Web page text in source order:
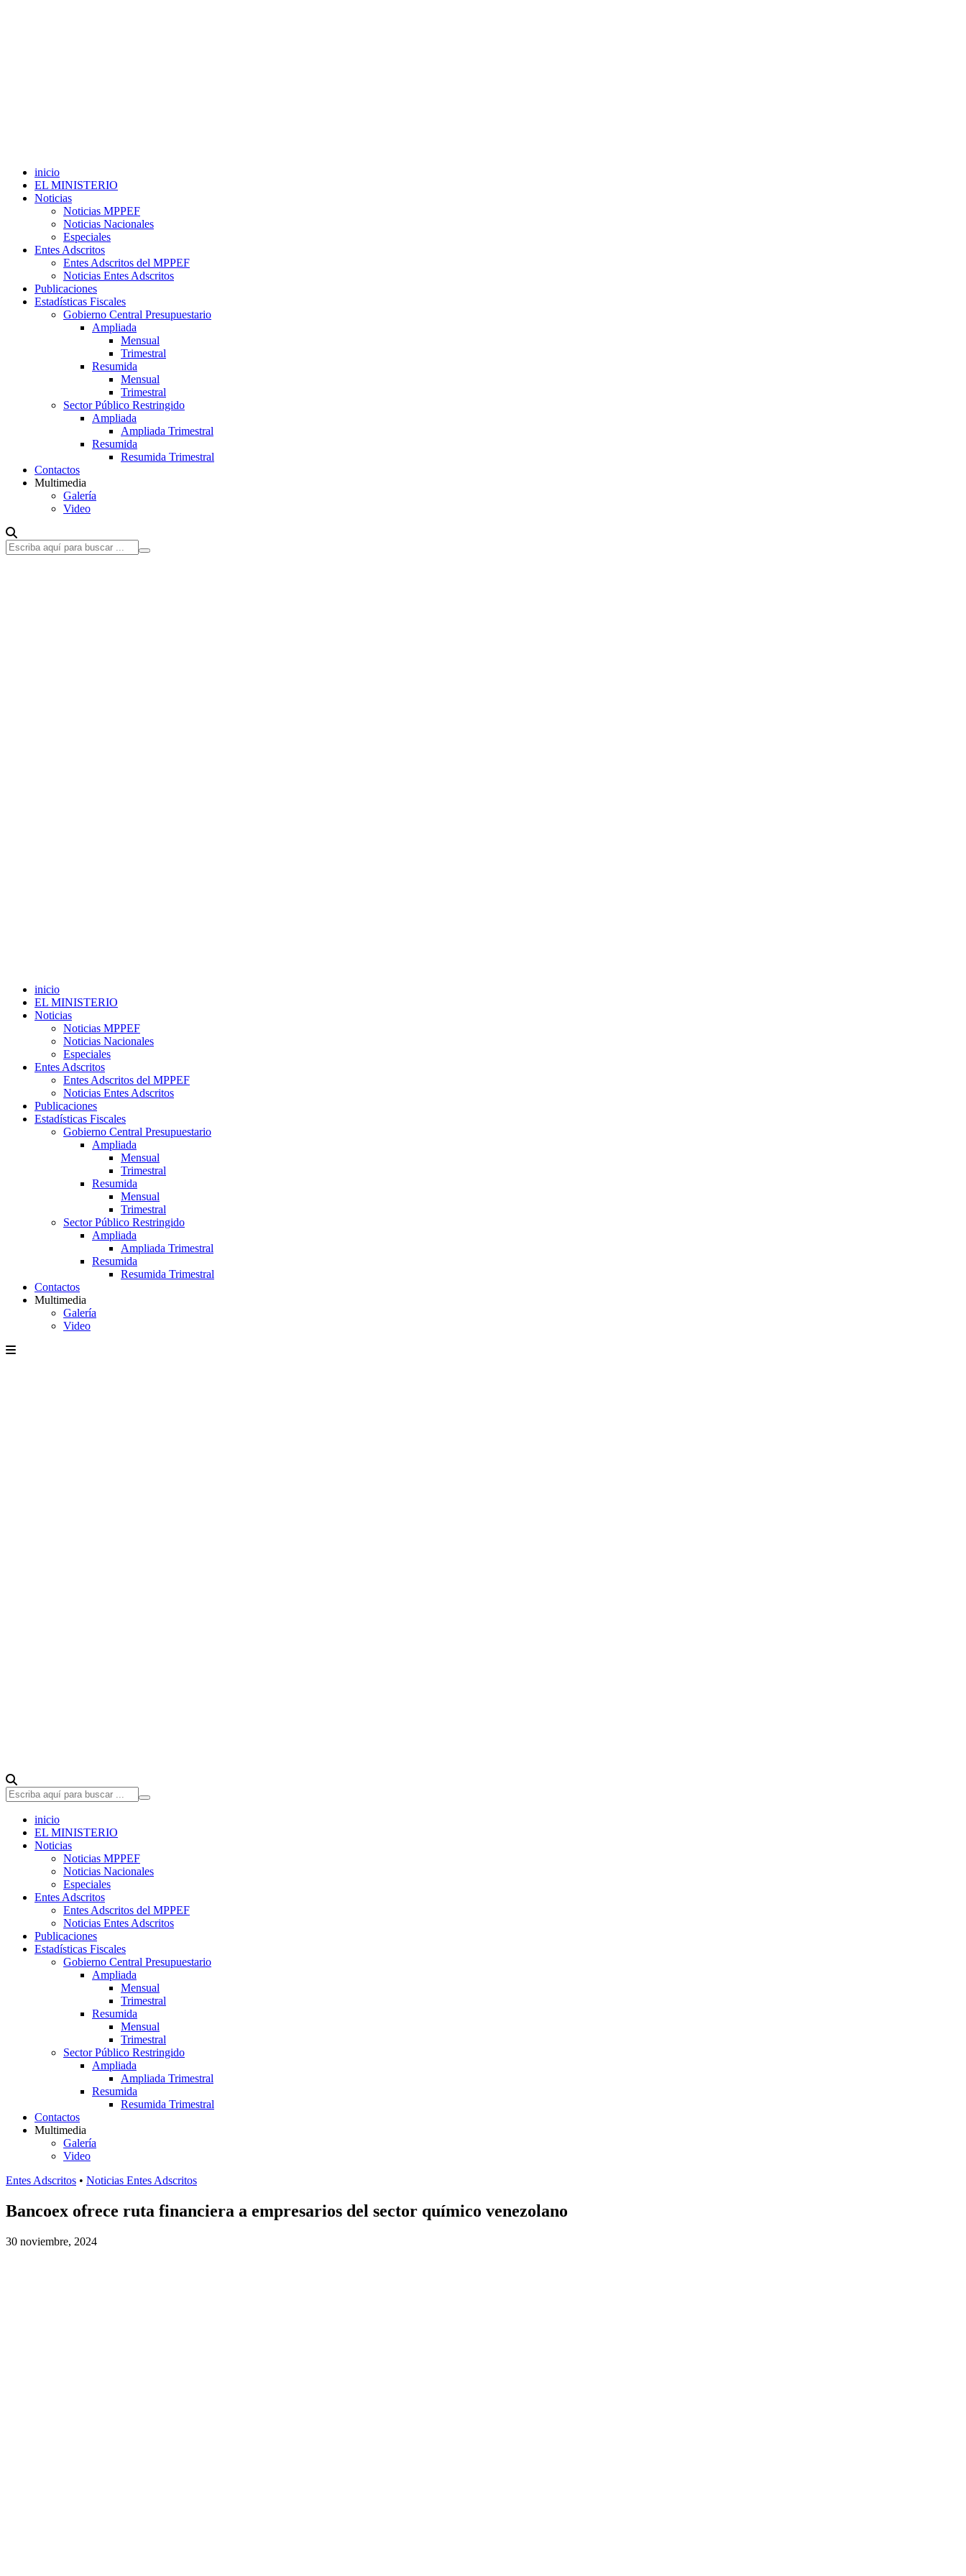
inicio
EL MINISTERIO
Noticias
Noticias MPPEF
Noticias Nacionales
Especiales
Entes Adscritos
Entes Adscritos del MPPEF
Noticias Entes Adscritos
Publicaciones
Estadísticas Fiscales
Gobierno Central Presupuestario
Ampliada
Mensual
Trimestral
Resumida
Mensual
Trimestral
Sector Público Restringido
Ampliada
Ampliada Trimestral
Resumida
Resumida Trimestral
Contactos
Multimedia
Galería
Video
inicio
EL MINISTERIO
Noticias
Noticias MPPEF
Noticias Nacionales
Especiales
Entes Adscritos
Entes Adscritos del MPPEF
Noticias Entes Adscritos
Publicaciones
Estadísticas Fiscales
Gobierno Central Presupuestario
Ampliada
Mensual
Trimestral
Resumida
Mensual
Trimestral
Sector Público Restringido
Ampliada
Ampliada Trimestral
Resumida
Resumida Trimestral
Contactos
Multimedia
Galería
Video
inicio
EL MINISTERIO
Noticias
Noticias MPPEF
Noticias Nacionales
Especiales
Entes Adscritos
Entes Adscritos del MPPEF
Noticias Entes Adscritos
Publicaciones
Estadísticas Fiscales
Gobierno Central Presupuestario
Ampliada
Mensual
Trimestral
Resumida
Mensual
Trimestral
Sector Público Restringido
Ampliada
Ampliada Trimestral
Resumida
Resumida Trimestral
Contactos
Multimedia
Galería
Video
Entes Adscritos • Noticias Entes Adscritos
Bancoex ofrece ruta financiera a empresarios del sector químico venezolano
30 noviembre, 2024